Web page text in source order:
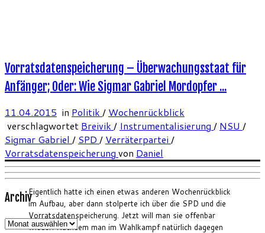
Eigentlich hatte ich einen etwas anderen Wochenrückblick
im Aufbau, aber dann stolperte ich über die SPD und die
Vorratsdatenspeicherung. Jetzt will man sie offenbar
wieder. Nachdem man im Wahlkampf natürlich dagegen
Vorratsdatenspeicherung – Überwachungsstaat für
Anfänger; Oder: Wie Sigmar Gabriel Mordopfer ...
11.04.2015 in Politik / Wochenrückblick
verschlagwortet Breivik / Instrumentalisierung / NSU /
Sigmar Gabriel / SPD / Verräterpartei /
Vorratsdatenspeicherung von Daniel
Archiv
Archiv